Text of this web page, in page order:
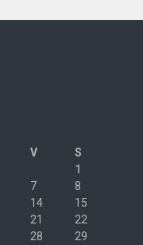
V
S
1
7
8
14
15
21
22
28
29